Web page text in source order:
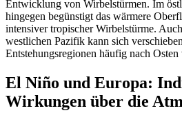
Entwicklung von Wirbelstürmen. Im
hingegen begünstigt das wärmere
intensiver tropischer Wirbelstürme.
westlichen Pazifik kann sich
Entstehungsregionen häufig nach Osten
El Niño und Europa:
Wirkungen über die